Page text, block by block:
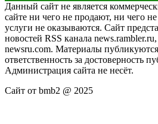
Данный сайт не является
сайте ни чего не продают, ни чего
услуги не оказываются. Сайт
новостей RSS канала
newsru.com. Материалы
ответственность за достоверность
Администрация сайта не несёт.
Сайт от bmb2 @ 2025